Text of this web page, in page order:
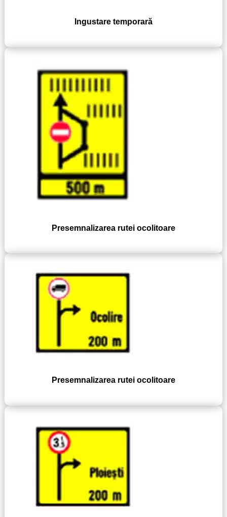
Ingustare temporară
Presemnalizarea rutei ocolitoare
Presemnalizarea rutei ocolitoare